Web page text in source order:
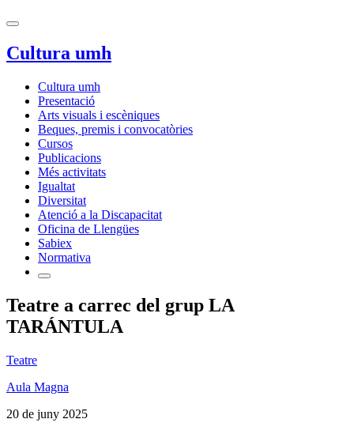
Cultura umh
Cultura umh
Presentació
Arts visuals i escèniques
Beques, premis i convocatòries
Cursos
Publicacions
Més activitats
Igualtat
Diversitat
Atenció a la Discapacitat
Oficina de Llengües
Sabiex
Normativa
Teatre a carrec del grup LA
TARÁNTULA
Teatre
Aula Magna
20 de juny 2025